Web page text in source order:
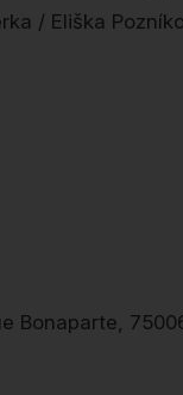
/ Eliška
Bonaparte,